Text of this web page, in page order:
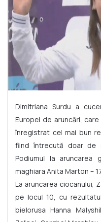
Dimitriana Surdu a
Europei de aruncări,
înregistrat cel mai bun
fiind întrecută doar de
Podiumul la
maghiara Anita Marton –
La aruncarea ciocanului,
pe locul 10, cu
bielorusa Hanna